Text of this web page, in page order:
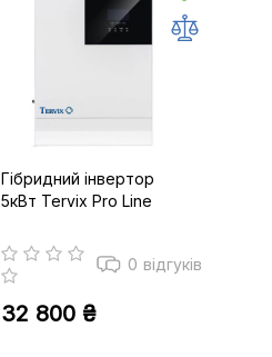
Гібридний інвертор
5кВт Tervix Pro Line
0 відгуків
32 800 ₴